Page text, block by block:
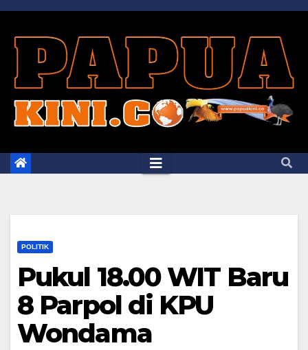
Skip
content
POLITIK
Pukul 18.00 WIT Baru
8 Parpol di KPU
Wondama